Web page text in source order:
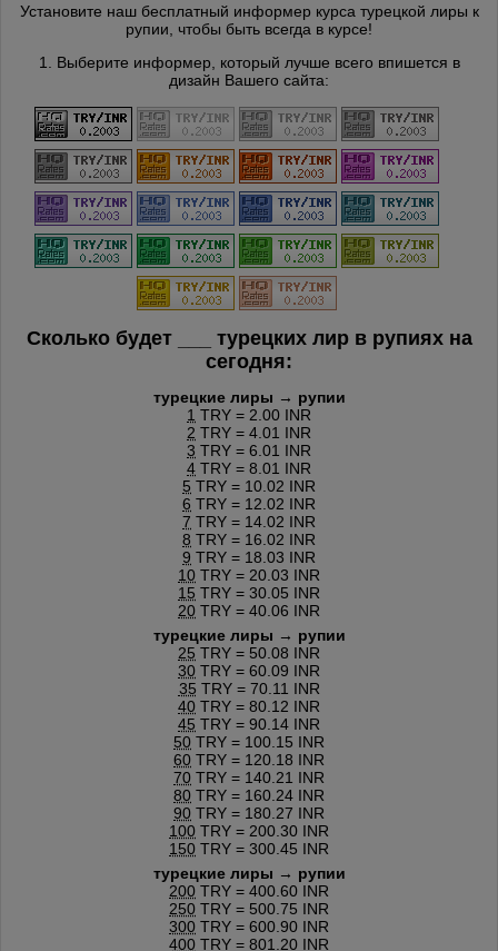
Установите наш бесплатный информер курса турецкой лиры к
рупии, чтобы быть всегда в курсе!
1. Выберите информер, который лучше всего впишется в
дизайн Вашего сайта:
Сколько будет
турецких лир в рупиях на
сегодня:
турецкие лиры → рупии
1 TRY = 2.00 INR
2 TRY = 4.01 INR
3 TRY = 6.01 INR
4 TRY = 8.01 INR
5 TRY = 10.02 INR
6 TRY = 12.02 INR
7 TRY = 14.02 INR
8 TRY = 16.02 INR
9 TRY = 18.03 INR
10 TRY = 20.03 INR
15 TRY = 30.05 INR
20 TRY = 40.06 INR
турецкие лиры → рупии
25 TRY = 50.08 INR
30 TRY = 60.09 INR
35 TRY = 70.11 INR
40 TRY = 80.12 INR
45 TRY = 90.14 INR
50 TRY = 100.15 INR
60 TRY = 120.18 INR
70 TRY = 140.21 INR
80 TRY = 160.24 INR
90 TRY = 180.27 INR
100 TRY = 200.30 INR
150 TRY = 300.45 INR
турецкие лиры → рупии
200 TRY = 400.60 INR
250 TRY = 500.75 INR
300 TRY = 600.90 INR
400 TRY = 801.20 INR